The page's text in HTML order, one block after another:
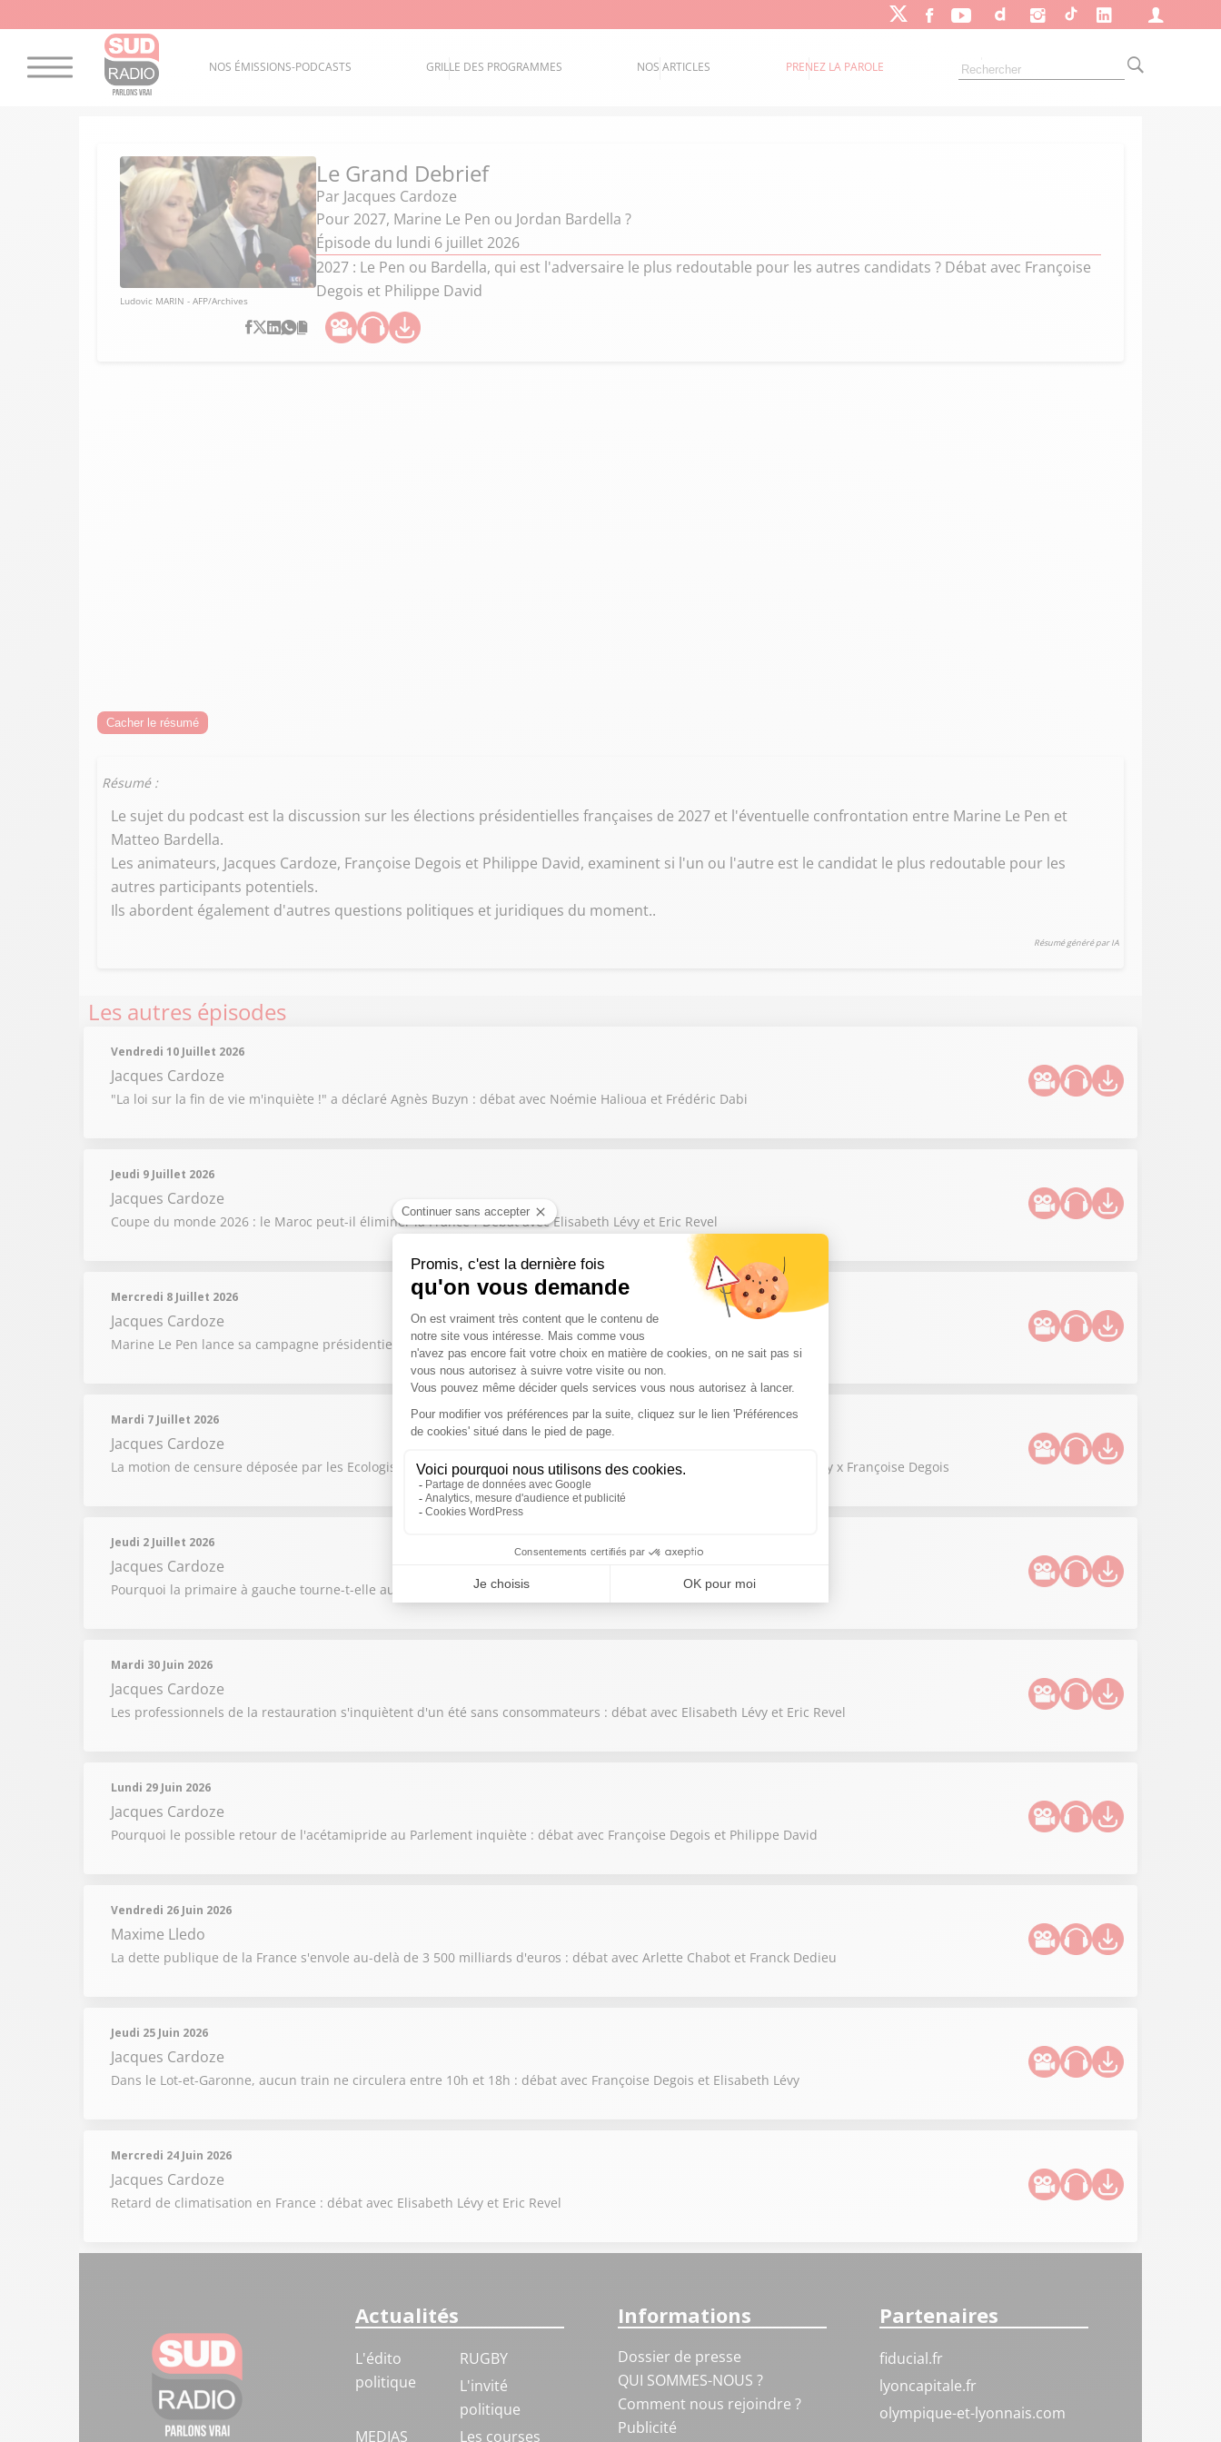
NOS ÉMISSIONS-PODCASTS GRILLE DES PROGRAMMES NOS ARTICLES PRENEZ LA PAROLE
Ludovic MARIN - AFP/Archives
Le Grand Debrief
Par Jacques Cardoze
Pour 2027, Marine Le Pen ou Jordan Bardella ?
Épisode du lundi 6 juillet 2026
2027 : Le Pen ou Bardella, qui est l'adversaire le plus redoutable pour les autres candidats ? Débat avec Françoise
Degois et Philippe David
Cacher le résumé
Résumé :
Le sujet du podcast est la discussion sur les élections présidentielles françaises de 2027 et l'éventuelle confrontation entre Marine Le Pen et
Matteo Bardella.
Les animateurs, Jacques Cardoze, Françoise Degois et Philippe David, examinent si l'un ou l'autre est le candidat le plus redoutable pour les
autres participants potentiels.
Ils abordent également d'autres questions politiques et juridiques du moment..
Résumé généré par IA
Les autres épisodes
Vendredi 10 Juillet 2026
Jacques Cardoze
"La loi sur la fin de vie m'inquiète !" a déclaré Agnès Buzyn : débat avec Noémie Halioua et Frédéric Dabi
Jeudi 9 Juillet 2026
Jacques Cardoze
Coupe du monde 2026 : le Maroc peut-il éliminer la France ? Débat avec Elisabeth Lévy et Eric Revel
Mercredi 8 Juillet 2026
Jacques Cardoze
Marine Le Pen lance sa campagne présidentielle : débat avec Elisabeth Lévy et Eric Revel
Mardi 7 Juillet 2026
Jacques Cardoze
La motion de censure déposée par les Ecologistes a échoué, faute d'une majorité des socialistes : débat Elisabeth Lévy x Françoise Degois
Jeudi 2 Juillet 2026
Jacques Cardoze
Pourquoi la primaire à gauche tourne-t-elle au fiasco ? Débat avec Françoise Degois et Elisabeth Lévy
Mardi 30 Juin 2026
Jacques Cardoze
Les professionnels de la restauration s'inquiètent d'un été sans consommateurs : débat avec Elisabeth Lévy et Eric Revel
Lundi 29 Juin 2026
Jacques Cardoze
Pourquoi le possible retour de l'acétamipride au Parlement inquiète : débat avec Françoise Degois et Philippe David
Vendredi 26 Juin 2026
Maxime Lledo
La dette publique de la France s'envole au-delà de 3 500 milliards d'euros : débat avec Arlette Chabot et Franck Dedieu
Jeudi 25 Juin 2026
Jacques Cardoze
Dans le Lot-et-Garonne, aucun train ne circulera entre 10h et 18h : débat avec Françoise Degois et Elisabeth Lévy
Mercredi 24 Juin 2026
Jacques Cardoze
Retard de climatisation en France : débat avec Elisabeth Lévy et Eric Revel
Actualités
L'édito
politique
RUGBY
L'invité
politique
MEDIAS
Les courses
Informations
Dossier de presse
QUI SOMMES-NOUS ?
Comment nous rejoindre ?
Publicité
Partenaires
fiducial.fr
lyoncapitale.fr
olympique-et-lyonnais.com